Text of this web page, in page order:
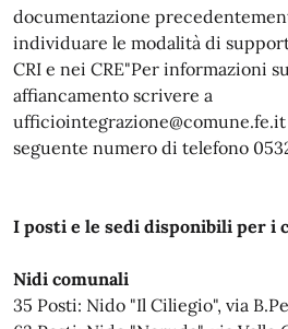
documentazione
individuare le modalità di
CRI e nei CRE"Per informazioni
affiancamento scrivere a
seguente numero di telefono
I posti e le sedi disponibili per i
Nidi comunali
35 Posti: Nido "Il Ciliegio",